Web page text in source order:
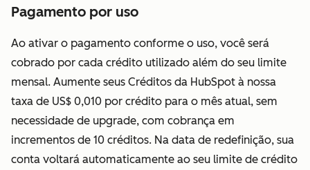
assinatura sem
alteração em
sua conta.
Você concorda
em conceder
ou confirmar
uma licença de
parceiro
Pagamento por uso
Ao ativar o pagamento conforme o uso, você será
cobrado por cada crédito utilizado além do seu limite
mensal. Aumente seus Créditos da HubSpot à nossa
taxa de US$ 0,010 por crédito para o mês atual, sem
necessidade de upgrade, com cobrança em
incrementos de 10 créditos. Na data de redefinição, sua
conta voltará automaticamente ao seu limite de crédito